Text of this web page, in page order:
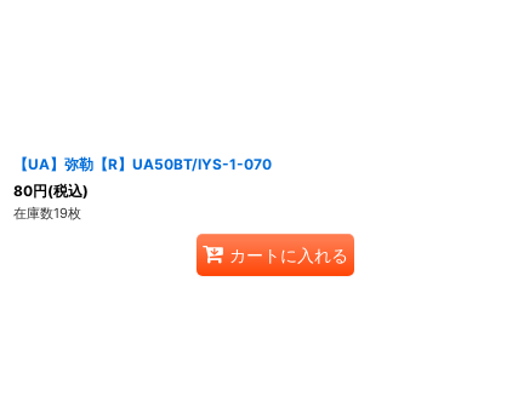
【UA】弥勒【R】UA50BT/IYS-1-070
80円(税込)
在庫数19枚
カートに入れる